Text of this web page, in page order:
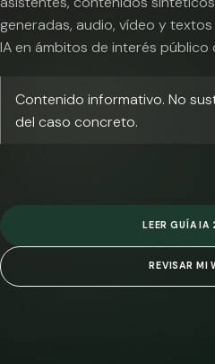
generadas, audio, vídeo y
IA en ámbitos de interés público
Contenido informativo. No
del caso concreto.
LEER GUÍA
REVISAR MI